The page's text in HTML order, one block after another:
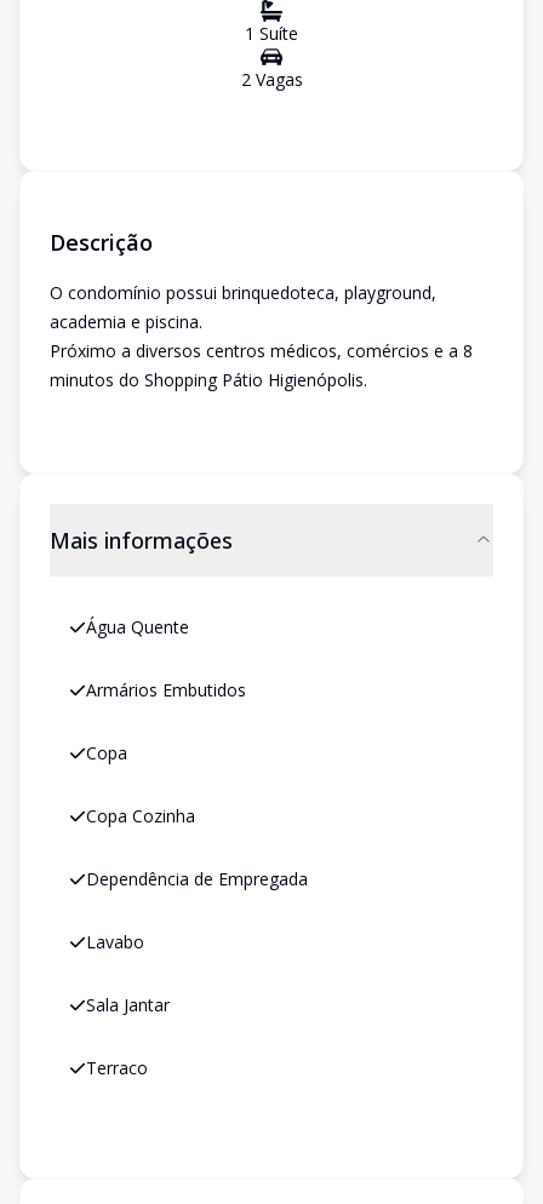
1 Suíte
2Vagas
Descrição
O condomínio possui brinquedoteca, playground,
academia e piscina.
Próximo a diversos centros médicos, comércios e a 8
minutos do Shopping Pátio Higienópolis.
Mais informações
Água Quente
Armários Embutidos
Copa
Copa Cozinha
Dependência de Empregada
Lavabo
Sala Jantar
Terraco